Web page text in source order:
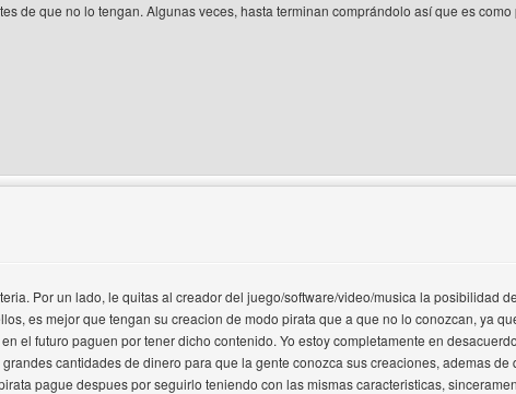
de que no lo tengan. Algunas veces, hasta terminan comprándolo así que es
Por un lado, le quitas al creador del juego/software/video/musica la posibilidad
es mejor que tengan su creacion de modo pirata que a que no lo conozcan, ya
el futuro paguen por tener dicho contenido. Yo estoy completamente en
cantidades de dinero para que la gente conozca sus creaciones, ademas de
pague despues por seguirlo teniendo con las mismas caracteristicas,